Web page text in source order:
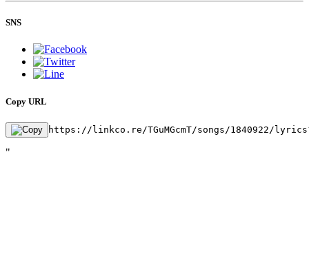
SNS
Copy URL
https://linkco.re/TGuMGcmT/songs/1840922/
"